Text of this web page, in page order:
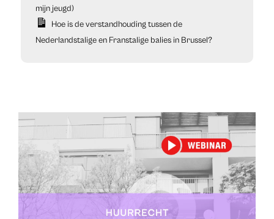
mijn jeugd)
Hoe is de verstandhouding tussen de
Nederlandstalige en Franstalige balies in Brussel?